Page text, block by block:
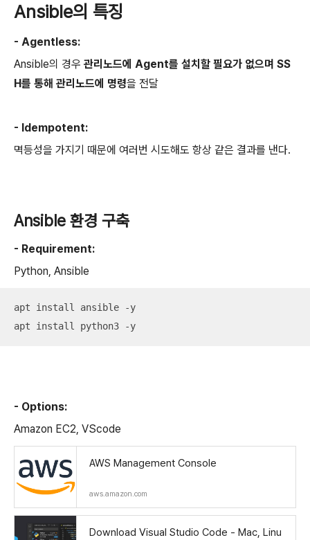
Ansible의 특징
- Agentless:
Ansible의 경우 관리노드에 Agent를 설치할 필요가 없으며 SS
H를 통해 관리노드에 명령을 전달
- Idempotent:
멱등성을 가지기 때문에 여러번 시도해도 항상 같은 결과를 낸다.
Ansible 환경 구축
- Requirement:
Python, Ansible
apt install ansible -y
apt install python3 -y
- Options:
Amazon EC2, VScode
AWS Management Console
aws.amazon.com
Download Visual Studio Code - Mac, Linu